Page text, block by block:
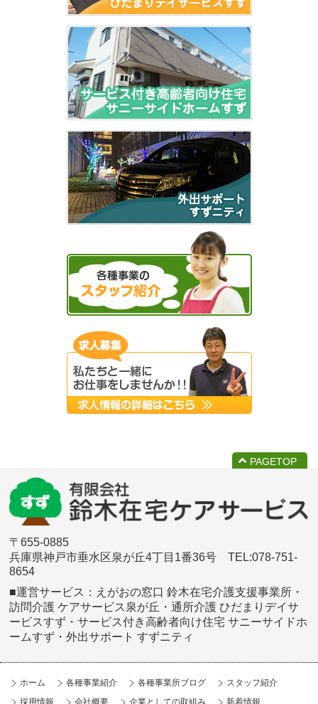
PAGETOP
〒655-0885
兵庫県神戸市垂水区泉が丘4丁目1番36号 TEL:078-751-
8654
■運営サービス：えがおの窓口 鈴木在宅介護支援事業所・
訪問介護 ケアサービス泉が丘・通所介護 ひだまりデイサ
ービスすず・サービス付き高齢者向け住宅 サニーサイドホ
ームすず・外出サポート すずニティ
ホーム 各種事業紹介 各種事業所ブログ
スタッフ紹介
採用情報
会社概要 企業としての取組み 新着情報